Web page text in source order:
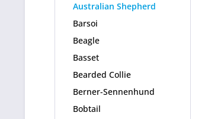
Australian Shepherd
Barsoi
Beagle
Basset
Bearded Collie
Berner-Sennenhund
Bobtail